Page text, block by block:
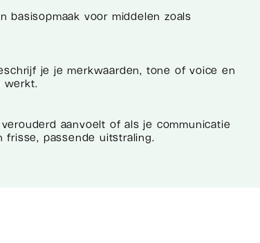
basisopmaak voor middelen zoals
je je merkwaarden, tone of voice en
werkt.
aanvoelt of als je communicatie
frisse, passende uitstraling.